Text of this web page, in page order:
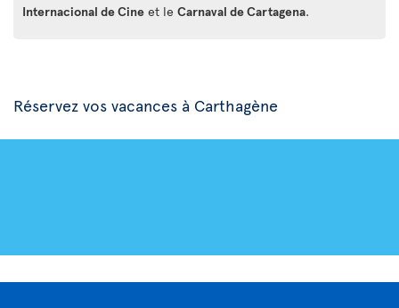
Internacional de Cine et le Carnaval de Cartagena.
Réservez vos vacances à Carthagène